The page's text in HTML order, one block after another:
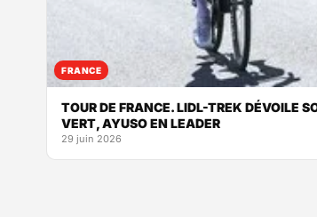
FRANCE
TOUR DE FRANCE. LIDL-TREK DÉVOILE
VERT, AYUSO EN LEADER
29 juin 2026